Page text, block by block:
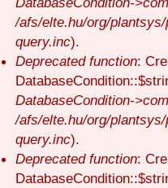
/afs/elte.hu/org/
query.inc).
Deprecated function:
DatabaseCondition-
/afs/elte.hu/org/
query.inc).
Deprecated function: